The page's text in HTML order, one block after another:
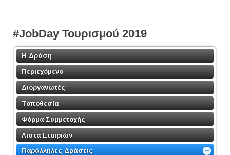
#JobDay Τουρισμού 2019
Η Δράση
Περιεχόμενο
Διοργανωτές
Τοποθεσία
Φόρμα Συμμετοχής
Λίστα Εταιριών
Παράλληλες Δράσεις